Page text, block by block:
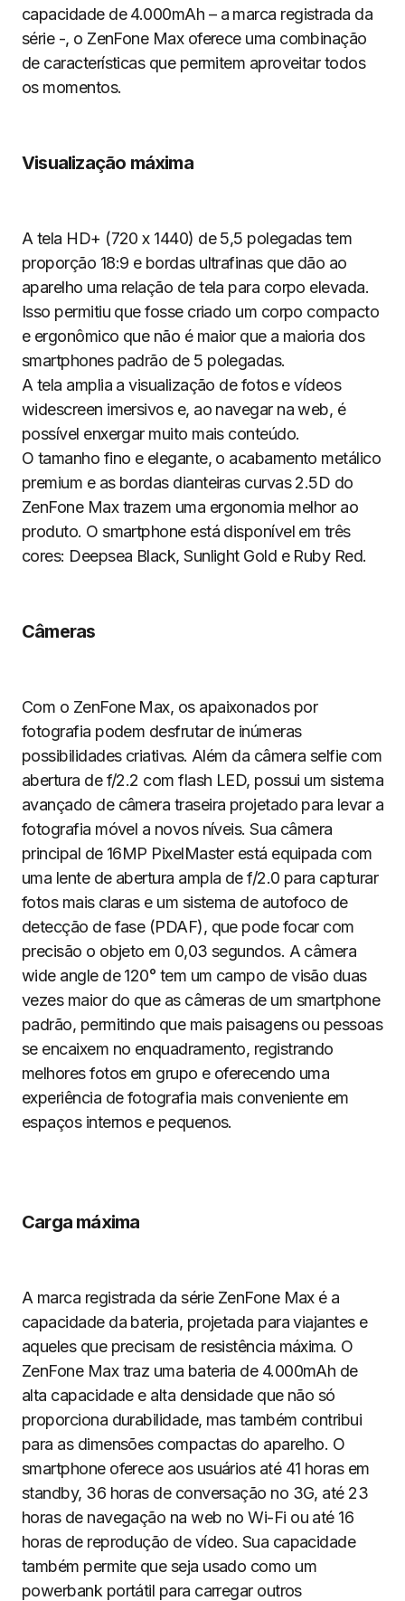
capacidade de 4.000mAh – a marca registrada da
série -, o ZenFone Max oferece uma combinação
de características que permitem aproveitar todos
os momentos.
Visualização máxima
A tela HD+ (720 x 1440) de 5,5 polegadas tem
proporção 18:9 e bordas ultrafinas que dão ao
aparelho uma relação de tela para corpo elevada.
Isso permitiu que fosse criado um corpo compacto
e ergonômico que não é maior que a maioria dos
smartphones padrão de 5 polegadas.
A tela amplia a visualização de fotos e vídeos
widescreen imersivos e, ao navegar na web, é
possível enxergar muito mais conteúdo.
O tamanho fino e elegante, o acabamento metálico
premium e as bordas dianteiras curvas 2.5D do
ZenFone Max trazem uma ergonomia melhor ao
produto. O smartphone está disponível em três
cores: Deepsea Black, Sunlight Gold e Ruby Red.
Câmeras
Com o ZenFone Max, os apaixonados por
fotografia podem desfrutar de inúmeras
possibilidades criativas. Além da câmera selfie com
abertura de f/2.2 com flash LED, possui um sistema
avançado de câmera traseira projetado para levar a
fotografia móvel a novos níveis. Sua câmera
principal de 16MP PixelMaster está equipada com
uma lente de abertura ampla de f/2.0 para capturar
fotos mais claras e um sistema de autofoco de
detecção de fase (PDAF), que pode focar com
precisão o objeto em 0,03 segundos. A câmera
wide angle de 120° tem um campo de visão duas
vezes maior do que as câmeras de um smartphone
padrão, permitindo que mais paisagens ou pessoas
se encaixem no enquadramento, registrando
melhores fotos em grupo e oferecendo uma
experiência de fotografia mais conveniente em
espaços internos e pequenos.
Carga máxima
A marca registrada da série ZenFone Max é a
capacidade da bateria, projetada para viajantes e
aqueles que precisam de resistência máxima. O
ZenFone Max traz uma bateria de 4.000mAh de
alta capacidade e alta densidade que não só
proporciona durabilidade, mas também contribui
para as dimensões compactas do aparelho. O
smartphone oferece aos usuários até 41 horas em
standby, 36 horas de conversação no 3G, até 23
horas de navegação na web no Wi-Fi ou até 16
horas de reprodução de vídeo. Sua capacidade
também permite que seja usado como um
powerbank portátil para carregar outros